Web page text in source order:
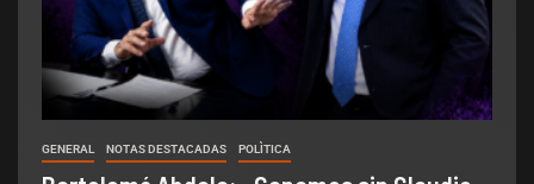
GENERAL NOTAS DESTACADAS POLÌTICA